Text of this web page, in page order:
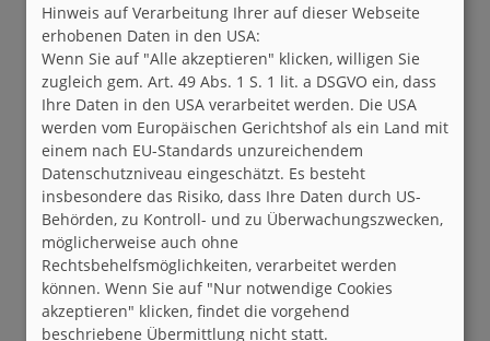
Hinweis auf Verarbeitung Ihrer auf dieser Webseite
erhobenen Daten in den USA:
Wenn Sie auf "Alle akzeptieren" klicken, willigen Sie
zugleich gem. Art. 49 Abs. 1 S. 1 lit. a DSGVO ein, dass
Ihre Daten in den USA verarbeitet werden. Die USA
werden vom Europäischen Gerichtshof als ein Land mit
einem nach EU-Standards unzureichendem
Datenschutzniveau eingeschätzt. Es besteht
insbesondere das Risiko, dass Ihre Daten durch US-
Behörden, zu Kontroll- und zu Überwachungszwecken,
möglicherweise auch ohne
Rechtsbehelfsmöglichkeiten, verarbeitet werden
können. Wenn Sie auf "Nur notwendige Cookies
akzeptieren" klicken, findet die vorgehend
beschriebene Übermittlung nicht statt.